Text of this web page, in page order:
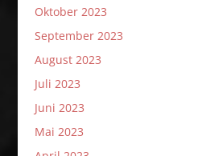
Oktober 2023
September 2023
August 2023
Juli 2023
Juni 2023
Mai 2023